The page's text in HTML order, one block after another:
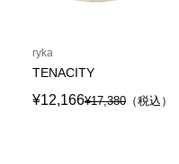
ryka
TENACITY
¥12,166¥17,380 （税込）